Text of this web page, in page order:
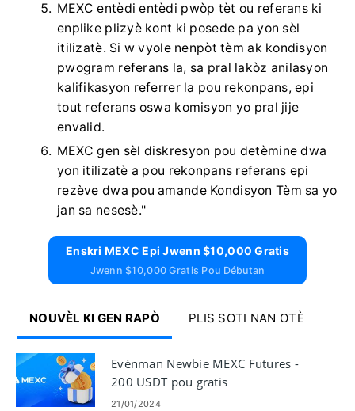
MEXC entèdi entèdi pwòp tèt ou referans ki
enplike plizyè kont ki posede pa yon sèl
itilizatè. Si w vyole nenpòt tèm ak kondisyon
pwogram referans la, sa pral lakòz anilasyon
kalifikasyon referrer la pou rekonpans, epi
tout referans oswa komisyon yo pral jije
envalid.
MEXC gen sèl diskresyon pou detèmine dwa
yon itilizatè a pou rekonpans referans epi
rezève dwa pou amande Kondisyon Tèm sa yo
jan sa nesesè."
Enskri MEXC Epi Jwenn $10,000 Gratis
Jwenn $10,000 Gratis Pou Débutan
NOUVÈL KI GEN RAPÒ PLIS SOTI NAN OTÈ
Evènman Newbie MEXC Futures -
200 USDT pou gratis
21/01/2024